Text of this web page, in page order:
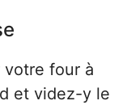
votre four à
et videz-y le